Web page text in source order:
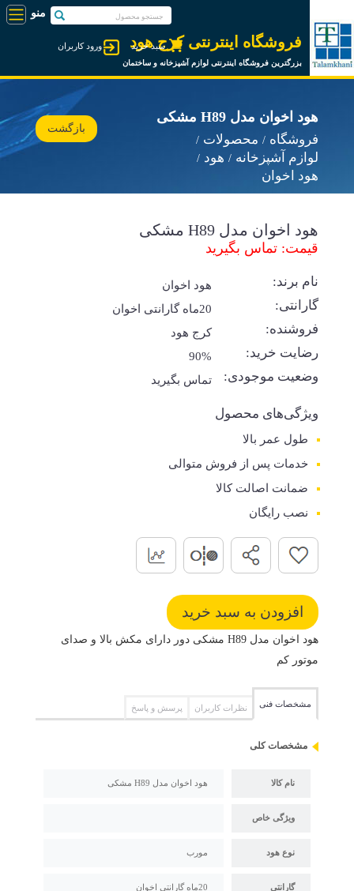
فروشگاه اینترنتی کرج هود
بزرگترین فروشگاه اینترنتی لوازم آشپزخانه و ساختمان
ورود کاربران سبد خرید
هود اخوان مدل H89 مشکی
فروشگاه
محصولات
لوازم آشپزخانه
هود
هود اخوان
بازگشت
هود اخوان مدل H89 مشکی
قیمت: تماس بگیرید
نام برند: هود اخوان
گارانتی: 20ماه گارانتی اخوان
فروشنده: کرج هود
رضایت خرید: 90%
وضعیت موجودی: تماس بگیرید
ویژگی‌های محصول
طول عمر بالا
خدمات پس از فروش متوالی
ضمانت اصالت کالا
نصب رایگان
هود اخوان مدل H89 مشکی دور دارای مکش بالا و صدای
موتور کم
مشخصات فنی نظرات کاربران پرسش و پاسخ
مشخصات کلی
نام کالا هود اخوان مدل H89 مشکی
ویژگی خاص
نوع هود مورب
گارانتی 20ماه گارانتی اخوان